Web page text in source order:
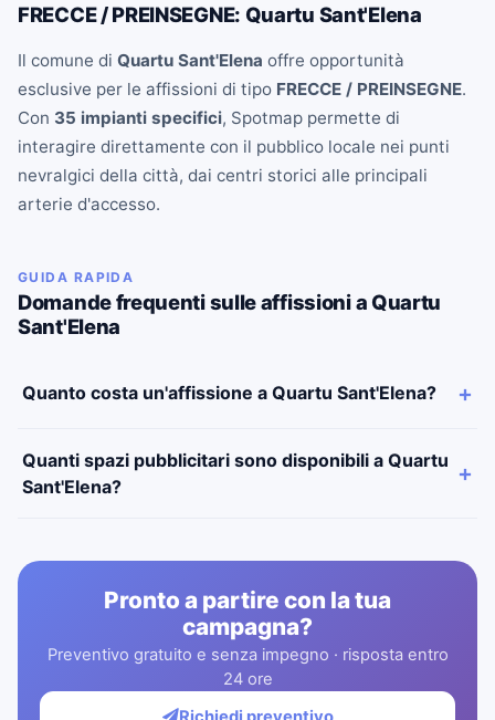
FRECCE / PREINSEGNE: Quartu Sant'Elena
Il comune di Quartu Sant'Elena offre opportunità
esclusive per le affissioni di tipo FRECCE / PREINSEGNE.
Con 35 impianti specifici, Spotmap permette di
interagire direttamente con il pubblico locale nei punti
nevralgici della città, dai centri storici alle principali
arterie d'accesso.
GUIDA RAPIDA
Domande frequenti sulle affissioni a Quartu
Sant'Elena
Quanto costa un'affissione a Quartu Sant'Elena?
Quanti spazi pubblicitari sono disponibili a Quartu
Sant'Elena?
Pronto a partire con la tua
campagna?
Preventivo gratuito e senza impegno · risposta entro
24 ore